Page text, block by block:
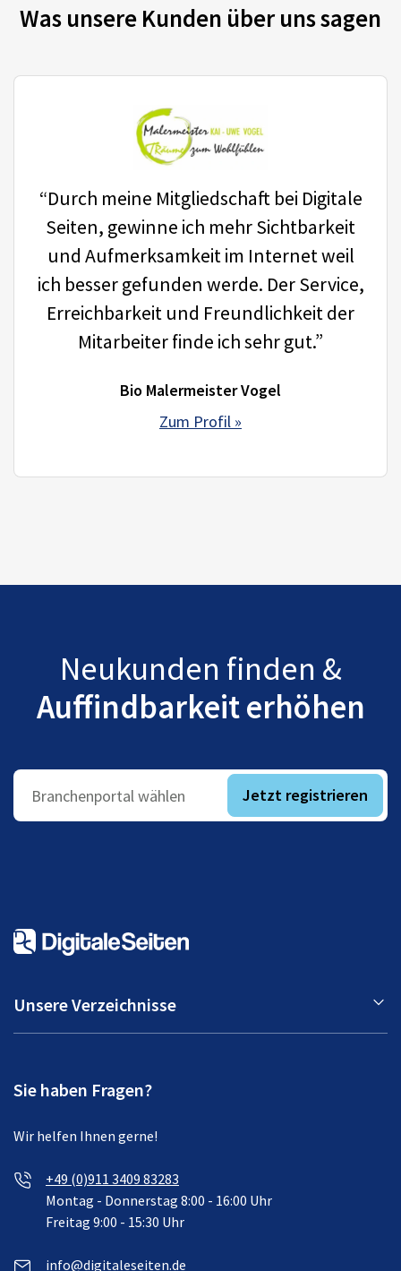
Was unsere Kunden über uns sagen
“Durch meine Mitgliedschaft bei Digitale
Seiten, gewinne ich mehr Sichtbarkeit
und Aufmerksamkeit im Internet weil
ich besser gefunden werde. Der Service,
Erreichbarkeit und Freundlichkeit der
Mitarbeiter finde ich sehr gut.”
Bio Malermeister Vogel
Zum Profil »
Neukunden finden &
Auffindbarkeit erhöhen
Branchenportal wählen Jetzt registrieren
Unsere Verzeichnisse
Sie haben Fragen?
Wir helfen Ihnen gerne!
+49 (0)911 3409 83283
Montag - Donnerstag 8:00 - 16:00 Uhr
Freitag 9:00 - 15:30 Uhr
info@digitaleseiten.de